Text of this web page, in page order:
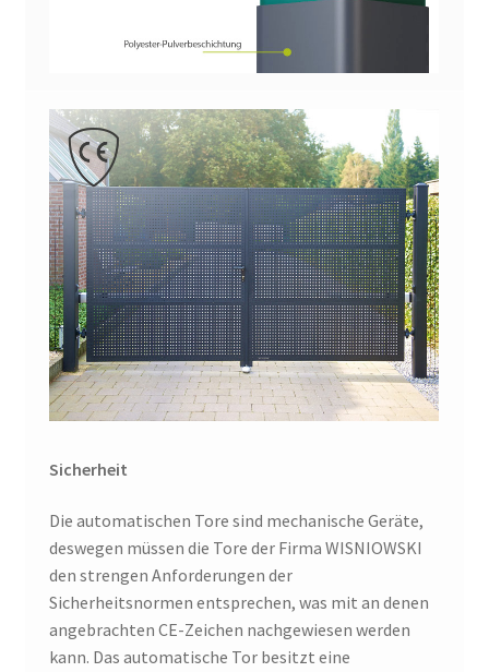
Sicherheit
Die automatischen Tore sind mechanische Geräte,
deswegen müssen die Tore der Firma WISNIOWSKI
den strengen Anforderungen der
Sicherheitsnormen entsprechen, was mit an denen
angebrachten CE-Zeichen nachgewiesen werden
kann. Das automatische Tor besitzt eine